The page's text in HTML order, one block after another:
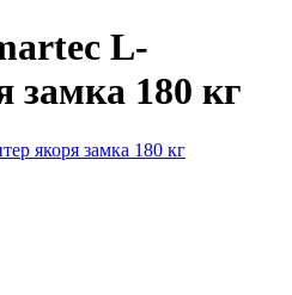
L-
замка 180 кг